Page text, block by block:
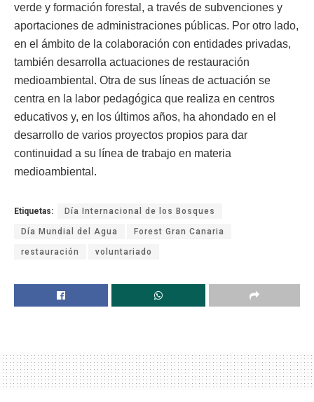
verde y formación forestal, a través de subvenciones y
aportaciones de administraciones públicas. Por otro lado,
en el ámbito de la colaboración con entidades privadas,
también desarrolla actuaciones de restauración
medioambiental. Otra de sus líneas de actuación se
centra en la labor pedagógica que realiza en centros
educativos y, en los últimos años, ha ahondado en el
desarrollo de varios proyectos propios para dar
continuidad a su línea de trabajo en materia
medioambiental.
Etiquetas: Día Internacional de los Bosques
Día Mundial del Agua Forest Gran Canaria
restauración voluntariado